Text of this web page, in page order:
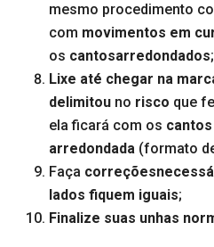
mesmo procedimento
com movimentos em
os cantosarredondados;
Lixe até chegar na
delimitou no risco que
ela ficará com os
arredondada (formato
Faça
lados fiquem iguais;
Finalize suas unhas